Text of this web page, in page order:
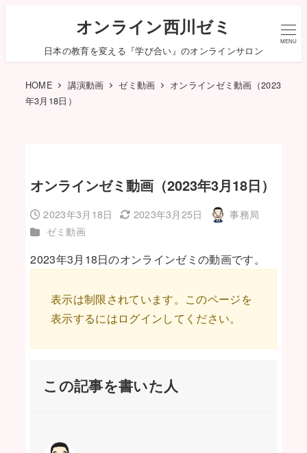
オンライン西川ゼミ
日本の教育を変える『学び合い』のオンラインサロン
MENU
HOME 講演動画 ゼミ動画
オンラインゼミ動画（2023
年3月18日）
オンラインゼミ動画（2023年3月18日）
投稿日
2023年3月18日
更新日
2023年3月25日
著
事務局
カテゴリー
ゼミ動画
2023年3月18日のオンラインゼミの動画です。
表示は制限されています。このページを
表示するにはログインしてください。
この記事を書いた人